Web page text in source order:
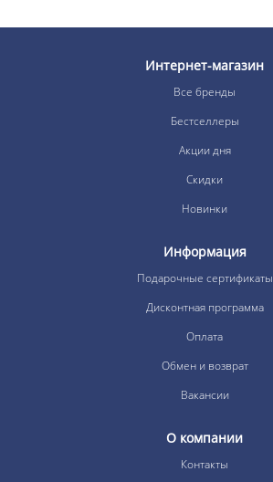
Интернет-магазин
Все бренды
Бестселлеры
Акции дня
Скидки
Новинки
Информация
Подарочные сертификаты
Дисконтная программа
Оплата
Обмен и возврат
Вакансии
О компании
Контакты